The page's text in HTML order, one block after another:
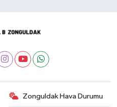
Zonguldak Hava Durumu